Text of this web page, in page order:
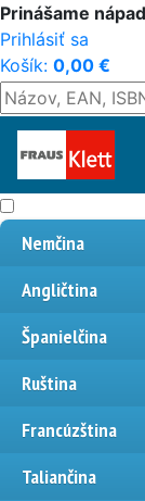
Prinášame
Prihlásiť sa
Košík: 0,00 €
Nemčina
Angličtina
Španielčina
Ruština
Francúzština
Taliančina